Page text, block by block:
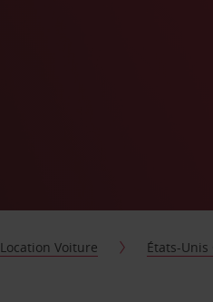
Location Voiture États-Unis